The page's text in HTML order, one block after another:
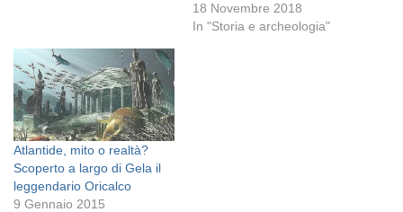
18 Novembre 2018
In "Storia e archeologia"
Atlantide, mito o realtà?
Scoperto a largo di Gela il
leggendario Oricalco
9 Gennaio 2015